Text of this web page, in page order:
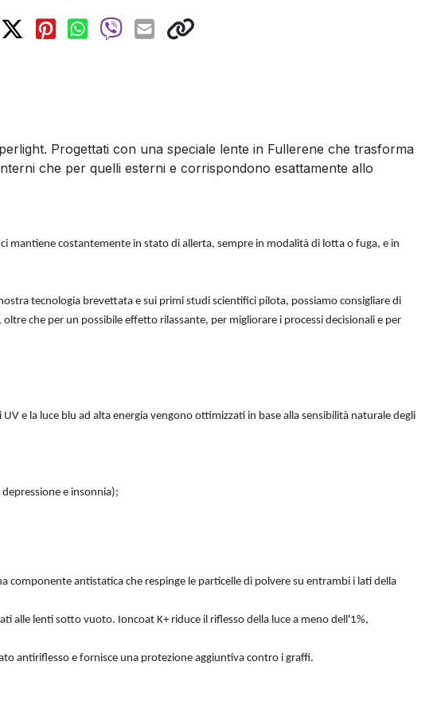
Progettati con una speciale lente in Fullerene che trasforma
che per quelli esterni e corrispondono esattamente allo
mantiene costantemente in stato di allerta, sempre in modalità di lotta o fuga, e in
tecnologia brevettata e sui primi studi scientifici pilota, possiamo consigliare di
che per un possibile effetto rilassante, per migliorare i processi decisionali e per
e la luce blu ad alta energia vengono ottimizzati in base alla sensibilità naturale degli
e insonnia);
antistatica che respinge le particelle di polvere su entrambi i lati della
alle lenti sotto vuoto. Ioncoat K+ riduce il riflesso della luce a meno dell'1%,
antiriflesso e fornisce una protezione aggiuntiva contro i graffi.